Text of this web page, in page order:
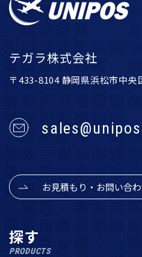
テガラ株式会社
〒433-8104 静岡県浜松市中央
お見積もり・お問い合
探す
PRODUCTS